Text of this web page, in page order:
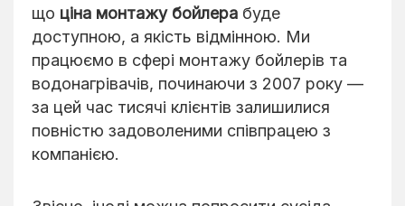
що ціна монтажу бойлера буде
доступною, а якість відмінною. Ми
працюємо в сфері монтажу бойлерів та
водонагрівачів, починаючи з 2007 року —
за цей час тисячі клієнтів залишилися
повністю задоволеними співпрацею з
компанією.